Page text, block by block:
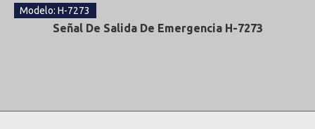
Modelo: H-7273
Señal De Salida De Emergencia H-7273